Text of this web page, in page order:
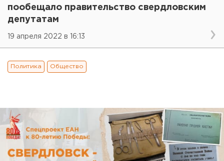
пообещало правительство свердловским
депутатам
19 апреля 2022 в 16:13
Политика Общество